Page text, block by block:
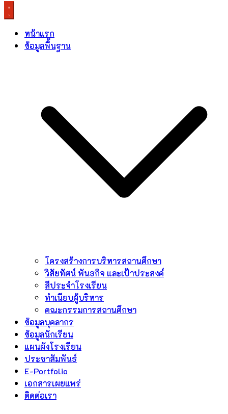
หน้าแรก
ข้อมูลพื้นฐาน
โครงสร้างการบริหารสถานศึกษา
วิสัยทัศน์ พันธกิจ และเป้าประสงค์
สีประจำโรงเรียน
ทำเนียบผู้บริหาร
คณะกรรมการสถานศึกษา
ข้อมูลบุคลากร
ข้อมูลนักเรียน
แผนผังโรงเรียน
ประชาสัมพันธ์
E-Portfolio
เอกสารเผยแพร่
ติดต่อเรา